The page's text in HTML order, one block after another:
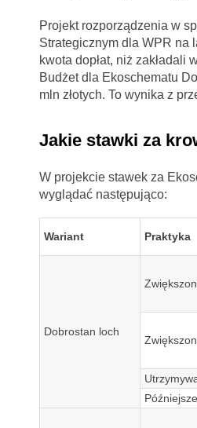
Projekt rozporządzenia w
Strategicznym dla WPR na
kwota dopłat, niż zakładali
Budżet dla Ekoschematu
mln złotych. To wynika z
Jakie stawki za
W projekcie stawek za
wyglądać następująco:
Wariant Praktyka
Dobrostan loch